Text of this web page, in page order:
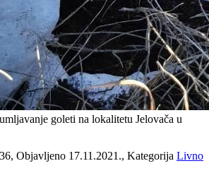
goleti na lokalitetu Jelovača u
Objavljeno 17.11.2021., Kategorija Livno